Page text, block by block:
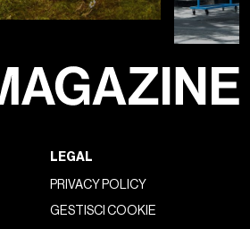
LEGAL
PRIVACY POLICY
GESTISCI COOKIE